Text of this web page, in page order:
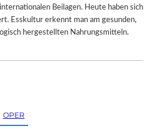
Beilagen. Heute haben sich
Esskultur erkennt man am gesunden,
hergestellten Nahrungsmitteln.
OPER